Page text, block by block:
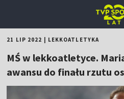
21 LIP 2022 LEKKOATLETYKA
MŚ w lekkoatletyce.
awansu do finału rzutu